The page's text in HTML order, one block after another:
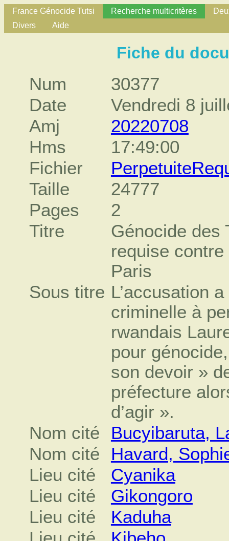
France Génocide Tutsi Recherche multicritères
Divers
Aide
Fiche du
Num
30377
Date
Vendredi 8
Amj
20220708
Hms
17:49:00
Fichier
Taille
24777
Pages
2
Titre
Génocide des
requise
Paris
Sous titre L’accusation
criminelle à
rwandais
pour
son devoir »
préfecture
d’agir ».
Nom cité
Bucyibaruta,
Nom cité
Havard,
Lieu cité
Cyanika
Lieu cité
Gikongoro
Lieu cité
Kaduha